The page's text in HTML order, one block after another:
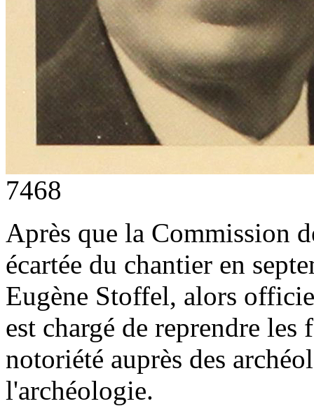
7468
Après que la Commission
écartée du chantier en
Eugène Stoffel, alors
est chargé de reprendre
notoriété auprès des
l'archéologie.